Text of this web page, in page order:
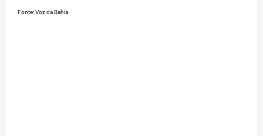
Fonte: Voz da Bahia